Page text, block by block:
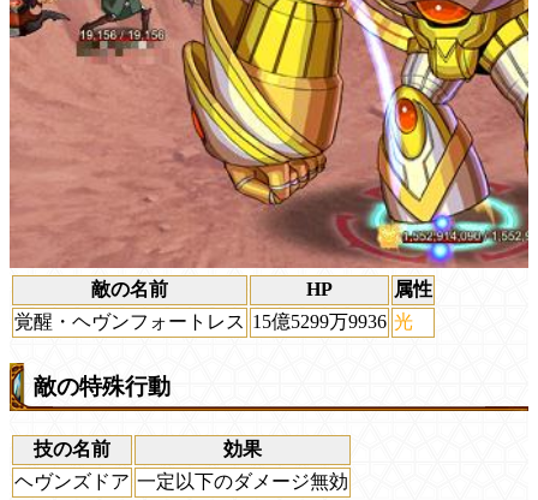
敵の名前 HP
属性
覚醒・ヘヴンフォートレス 15億5299万9936 光
敵の特殊行動
技の名前
効果
ヘヴンズドア 一定以下のダメージ無効